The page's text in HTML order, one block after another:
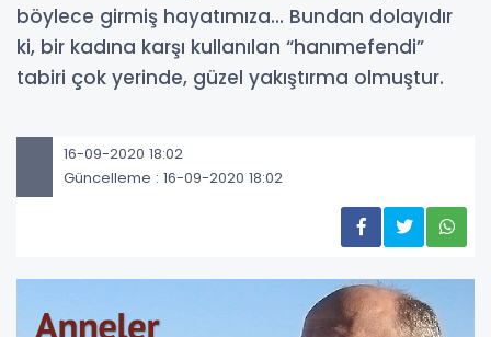
böylece girmiş hayatımıza... Bundan dolayıdır
ki, bir kadına karşı kullanılan “hanımefendi”
tabiri çok yerinde, güzel yakıştırma olmuştur.
16-09-2020 18:02
Güncelleme : 16-09-2020 18:02